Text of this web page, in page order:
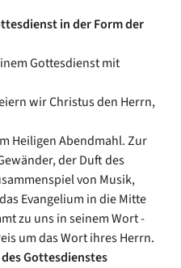
in der Form der
Gottesdienst mit
wir Christus den Herrn,
Heiligen Abendmahl. Zur
der Duft des
von Musik,
Evangelium in die Mitte
zu uns in seinem Wort -
um das Wort ihres Herrn.
Gottesdienstes